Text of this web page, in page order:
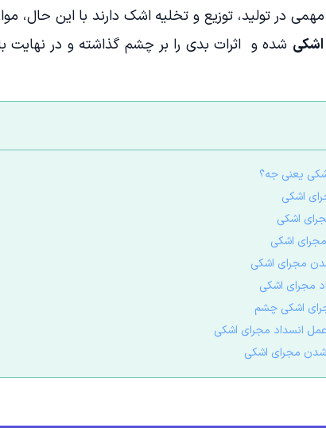
در تولید، توزیع و تخلیه اشک دارند با این حال،
شده و اثرات بدی را بر چشم گذاشته و در نهایت